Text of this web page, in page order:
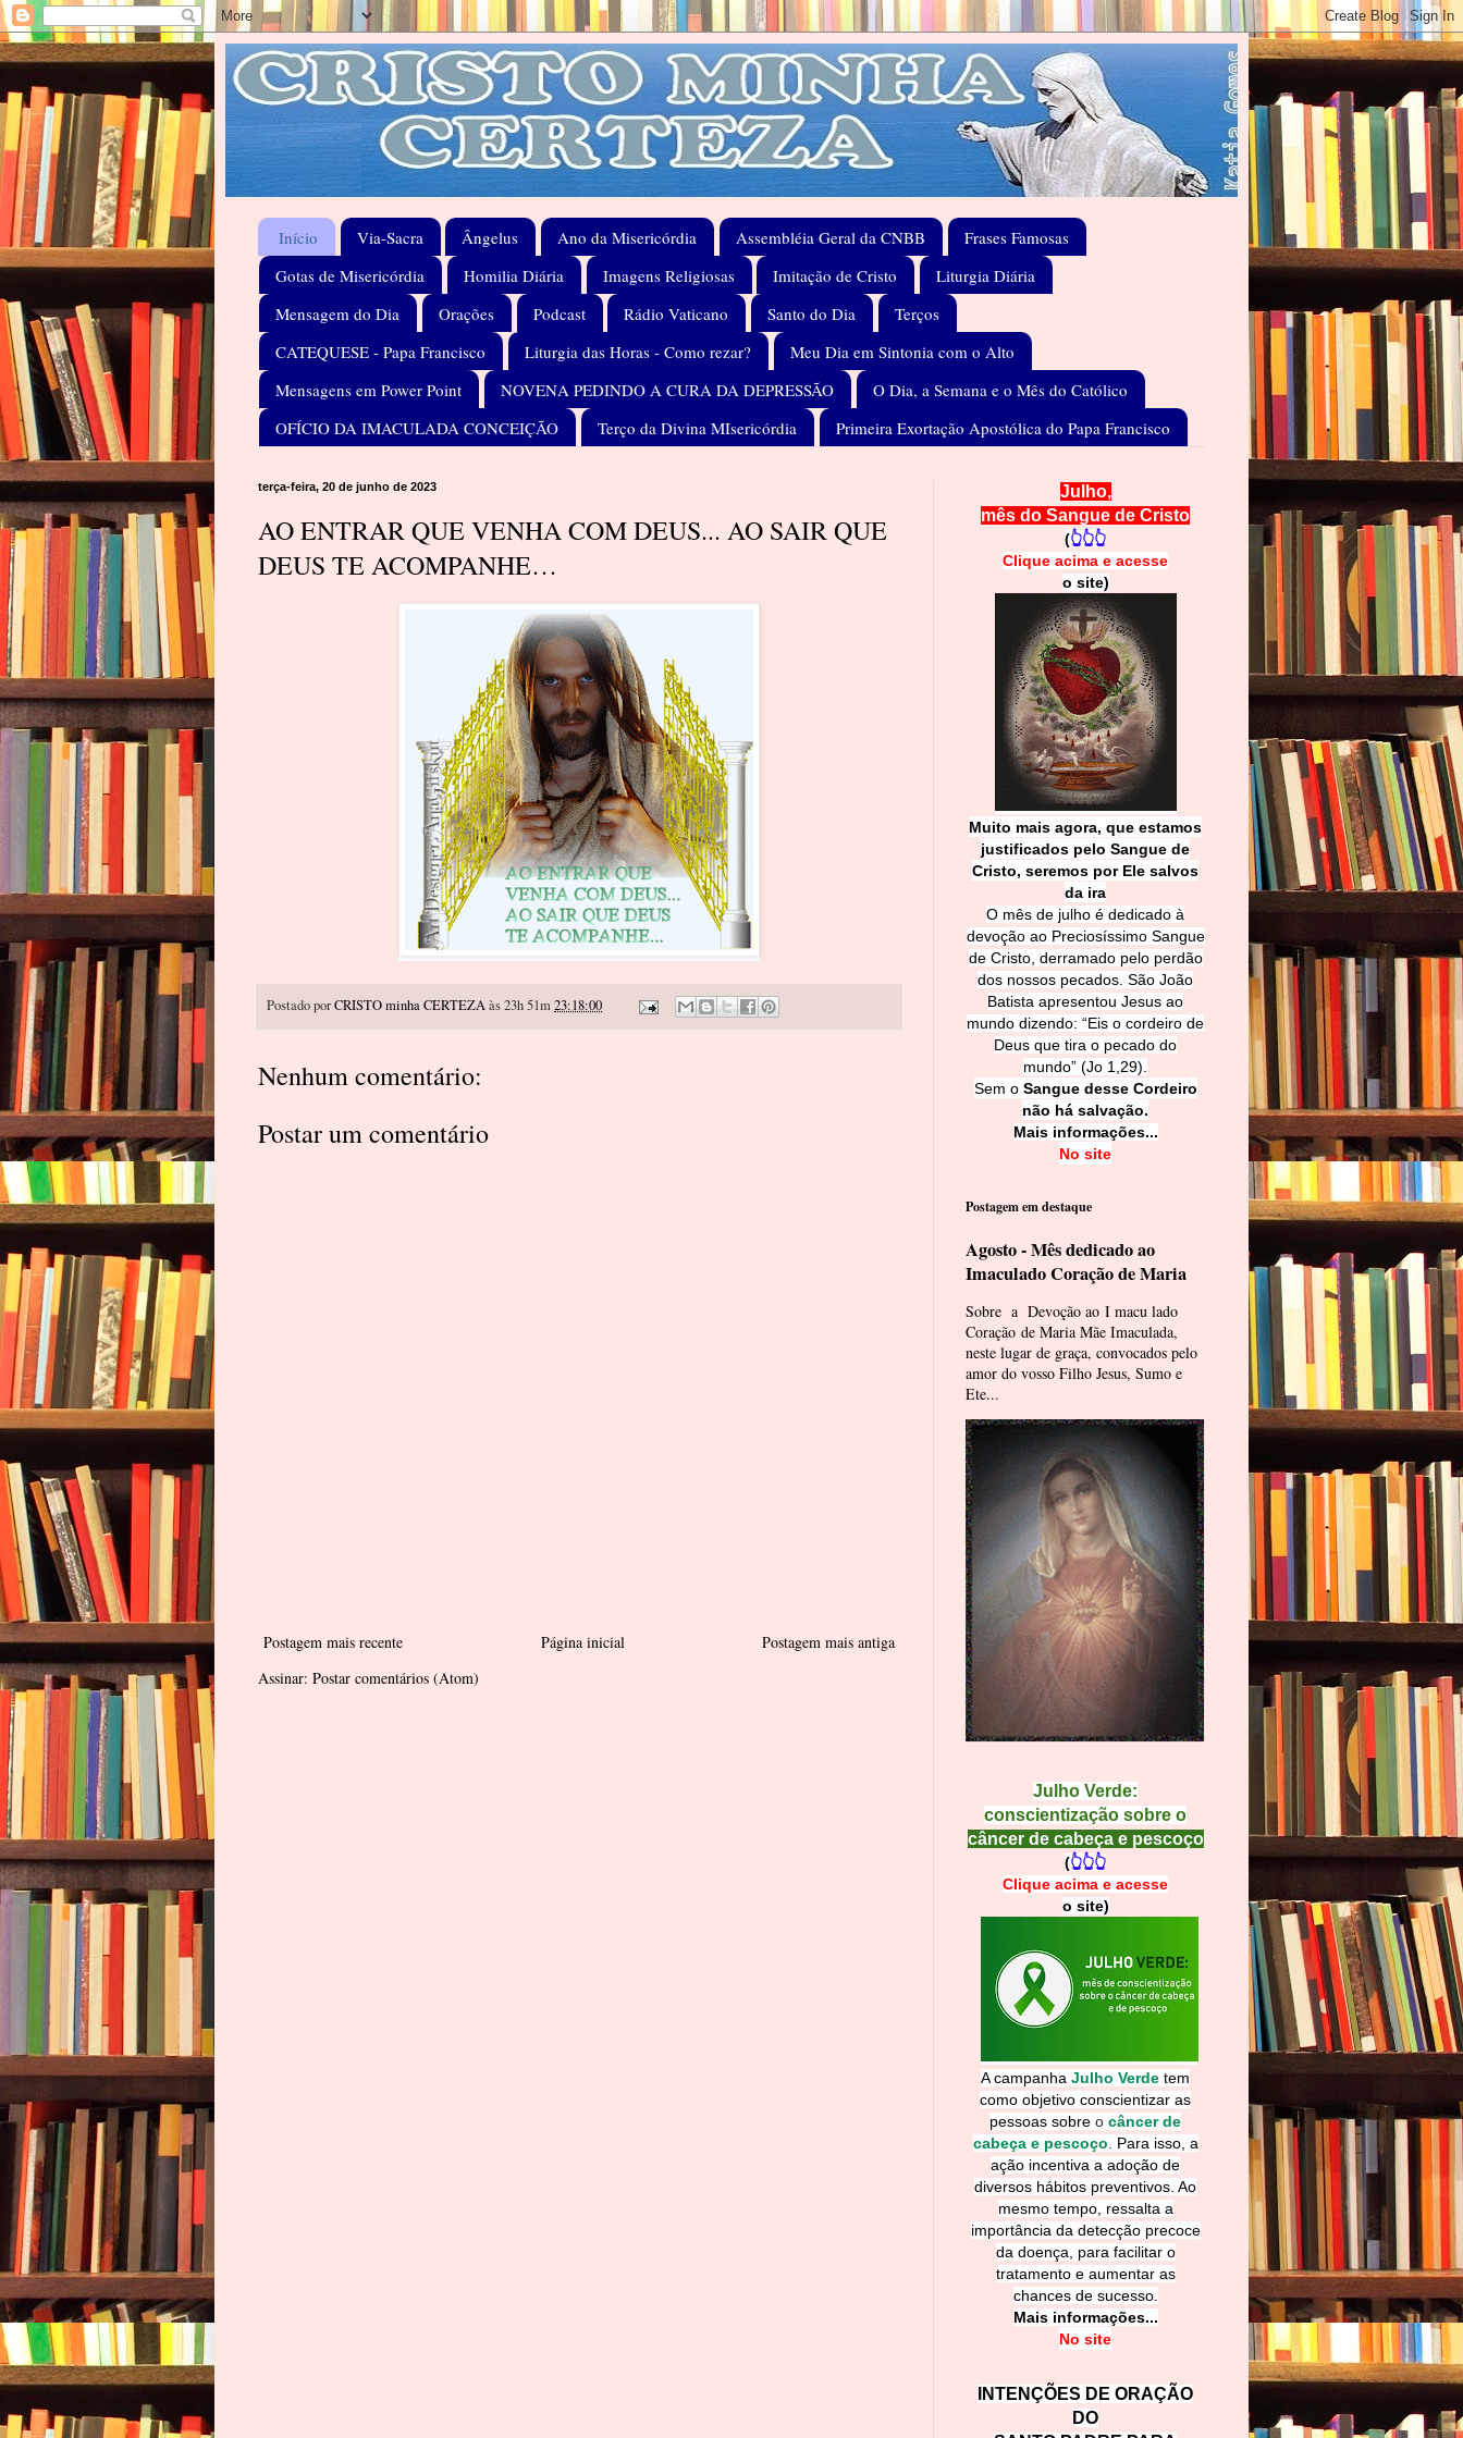
Início Via-Sacra Ângelus Ano da Misericórdia Assembléia Geral da CNBB
Frases Famosas
Gotas de Misericórdia
Homilia Diária Imagens Religiosas Imitação de Cristo
Liturgia Diária
Mensagem do Dia
Orações Podcast Rádio Vaticano Santo do Dia
Terços
CATEQUESE - Papa Francisco
Liturgia das Horas - Como rezar?
Meu Dia em Sintonia com o Alto
Mensagens em Power Point
NOVENA PEDINDO A CURA DA DEPRESSÃO
O Dia, a Semana e o Mês do Católico
OFÍCIO DA IMACULADA CONCEIÇÃO
Terço da Divina MIsericórdia Primeira Exortação Apostólica do Papa Francisco
terça-feira, 20 de junho de 2023
AO ENTRAR QUE VENHA COM DEUS... AO SAIR QUE
DEUS TE ACOMPANHE…
Postado porCRISTO minha CERTEZAàs 23h 51m23:18:00
Nenhum comentário:
Postar um comentário
Postagem mais recente Postagem mais antiga
Página inicial
Assinar: Postar comentários (Atom)
Julho,
mês do Sangue de Cristo
(👆👆👆
Clique acima e acesse
o site)
Muito mais agora, que estamos
justificados pelo Sangue de
Cristo, seremos por Ele salvos
da ira
O mês de julho é dedicado à
devoção ao Preciosíssimo Sangue
de Cristo, derramado pelo perdão
dos nossos pecados. São João
Batista apresentou Jesus ao
mundo dizendo: “Eis o cordeiro de
Deus que tira o pecado do
mundo” (Jo 1,29).
Sem o Sangue desse Cordeiro
não há salvação.
Mais informações...
No site
Postagem em destaque
Agosto - Mês dedicado ao
Imaculado Coração de Maria
Sobre a Devoção ao I macu lado
Coração de Maria Mãe Imaculada,
neste lugar de graça, convocados pelo
amor do vosso Filho Jesus, Sumo e
Ete...
Julho Verde:
conscientização sobre o
câncer de cabeça e pescoço
(👆👆👆
Clique acima e acesse
o site)
A campanha Julho Verde tem
como objetivo conscientizar as
pessoas sobre o câncer de
cabeça e pescoço
Para isso, a
ação incentiva a adoção de
diversos hábitos preventivos. Ao
mesmo tempo, ressalta a
importância da detecção precoce
da doença, para facilitar o
tratamento e aumentar as
chances de sucesso.
Mais informações...
No site
INTENÇÕES DE ORAÇÃO
DO